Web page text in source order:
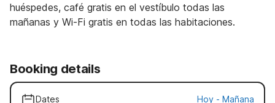
huéspedes, café gratis en el vestíbulo todas las
mañanas y Wi-Fi gratis en todas las habitaciones.
Booking details
Dates Hoy - Mañana